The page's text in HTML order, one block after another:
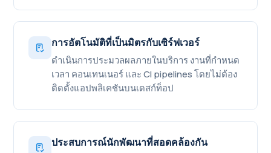
การอัตโนมัติที่เป็นมิตรกับเซิร์ฟเวอร์
ดำเนินการประมวลผลภายในบริการ งานที่กำหนด
เวลา คอนเทนเนอร์ และ CI pipelines โดยไม่ต้อง
ติดตั้งแอปพลิเคชันบนเดสก์ท็อป
ประสบการณ์นักพัฒนาที่สอดคล้องกัน